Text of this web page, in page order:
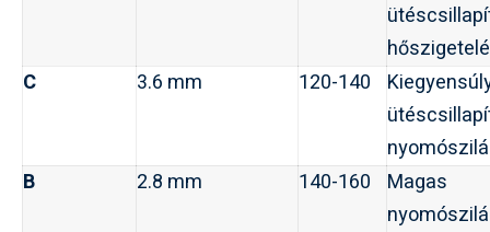
C
3.6 mm 120-140
B
2.8 mm 140-160
Magas